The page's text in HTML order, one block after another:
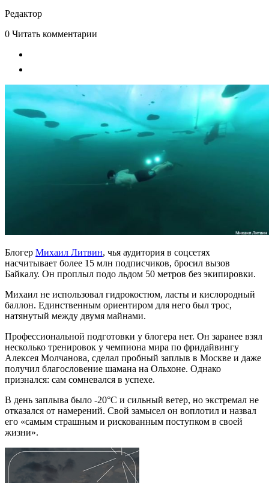
Редактор
0 Читать комментарии
Блогер Михаил Литвин, чья аудитория в соцсетях
насчитывает более 15 млн подписчиков, бросил вызов
Байкалу. Он проплыл подо льдом 50 метров без экипировки.
Михаил не использовал гидрокостюм, ласты и кислородный
баллон. Единственным ориентиром для него был трос,
натянутый между двумя майнами.
Профессиональной подготовки у блогера нет. Он заранее взял
несколько тренировок у чемпиона мира по фридайвингу
Алексея Молчанова, сделал пробный заплыв в Москве и даже
получил благословение шамана на Ольхоне. Однако
признался: сам сомневался в успехе.
В день заплыва было -20°C и сильный ветер, но экстремал не
отказался от намерений. Свой замысел он воплотил и назвал
его «самым страшным и рискованным поступком в своей
жизни».